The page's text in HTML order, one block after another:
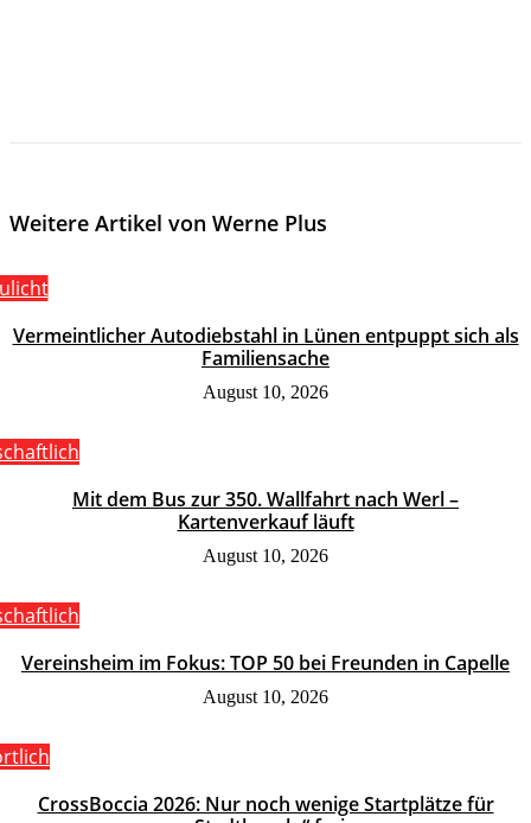
Weitere Artikel von Werne Plus
Vermeintlicher Autodiebstahl in Lünen entpuppt sich als
Familiensache
August 10, 2026
Mit dem Bus zur 350. Wallfahrt nach Werl –
Kartenverkauf läuft
August 10, 2026
Vereinsheim im Fokus: TOP 50 bei Freunden in Capelle
August 10, 2026
CrossBoccia 2026: Nur noch wenige Startplätze für